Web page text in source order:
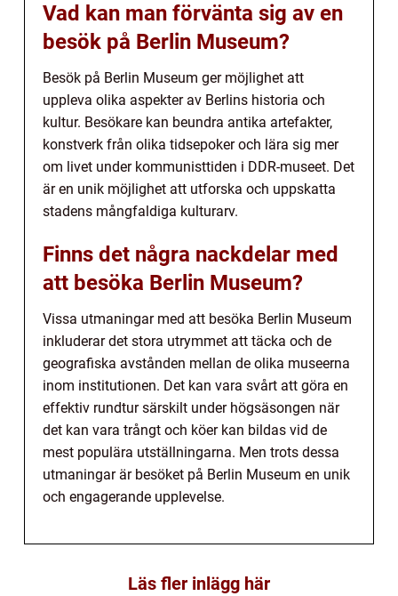
Vad kan man förvänta sig av en
besök på Berlin Museum?
Besök på Berlin Museum ger möjlighet att
uppleva olika aspekter av Berlins historia och
kultur. Besökare kan beundra antika artefakter,
konstverk från olika tidsepoker och lära sig mer
om livet under kommunisttiden i DDR-museet. Det
är en unik möjlighet att utforska och uppskatta
stadens mångfaldiga kulturarv.
Finns det några nackdelar med
att besöka Berlin Museum?
Vissa utmaningar med att besöka Berlin Museum
inkluderar det stora utrymmet att täcka och de
geografiska avstånden mellan de olika museerna
inom institutionen. Det kan vara svårt att göra en
effektiv rundtur särskilt under högsäsongen när
det kan vara trångt och köer kan bildas vid de
mest populära utställningarna. Men trots dessa
utmaningar är besöket på Berlin Museum en unik
och engagerande upplevelse.
Läs fler inlägg här